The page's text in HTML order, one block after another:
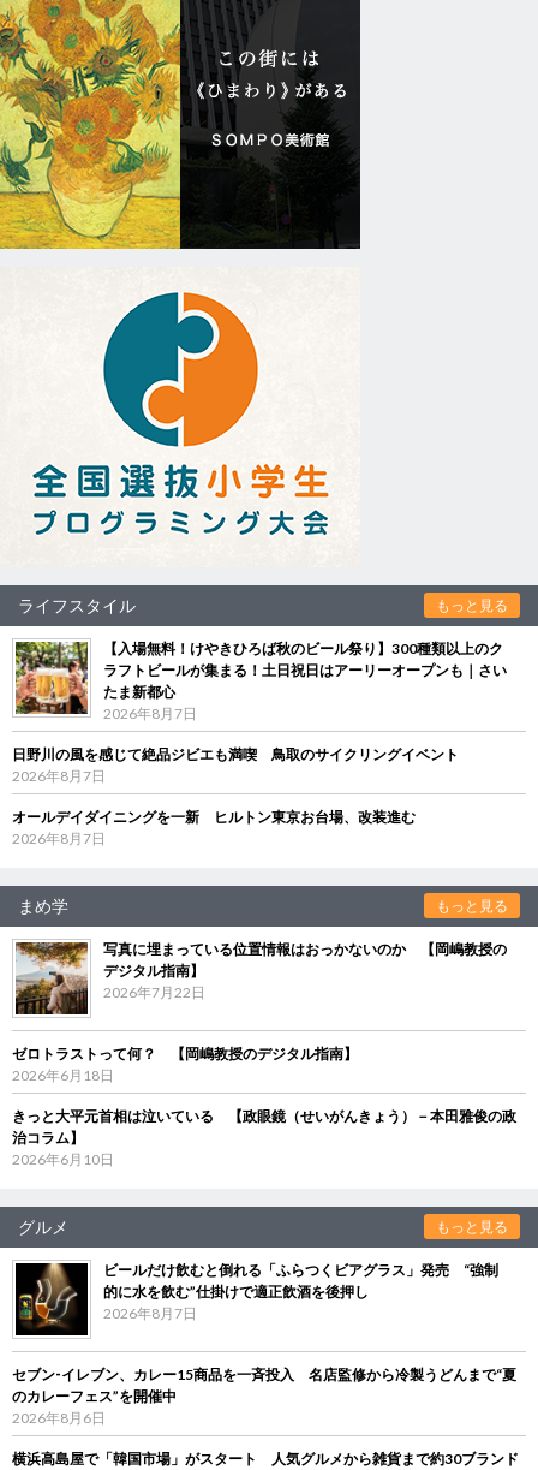
ライフスタイル もっと見る
【入場無料！けやきひろば秋のビール祭り】300種類以上のク
ラフトビールが集まる！土日祝日はアーリーオープンも｜さい
たま新都心
2026年8月7日
日野川の風を感じて絶品ジビエも満喫 鳥取のサイクリングイベント
2026年8月7日
オールデイダイニングを一新 ヒルトン東京お台場、改装進む
2026年8月7日
まめ学 もっと見る
写真に埋まっている位置情報はおっかないのか 【岡嶋教授の
デジタル指南】
2026年7月22日
ゼロトラストって何？ 【岡嶋教授のデジタル指南】
2026年6月18日
きっと大平元首相は泣いている 【政眼鏡（せいがんきょう）－本田雅俊の政
治コラム】
2026年6月10日
グルメ もっと見る
ビールだけ飲むと倒れる「ふらつくビアグラス」発売 “強制
的に水を飲む”仕掛けで適正飲酒を後押し
2026年8月7日
セブン‐イレブン、カレー15商品を一斉投入 名店監修から冷製うどんまで“夏
のカレーフェス”を開催中
2026年8月6日
横浜高島屋で「韓国市場」がスタート 人気グルメから雑貨まで約30ブランド